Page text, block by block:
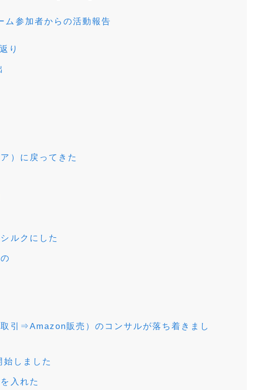
ム参加者からの活動報告
り
）に戻ってきた
ルクにした
引⇒Amazon販売）のコンサルが落ち着きまし
始しました
入れた